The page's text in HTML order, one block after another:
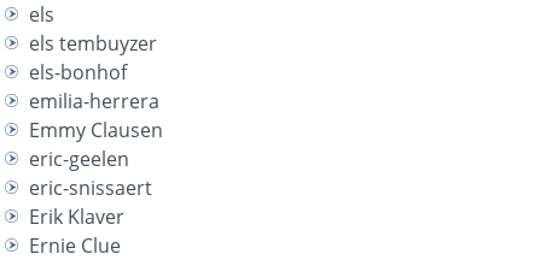
els
els tembuyzer
els-bonhof
emilia-herrera
Emmy Clausen
eric-geelen
eric-snissaert
Erik Klaver
Ernie Clue